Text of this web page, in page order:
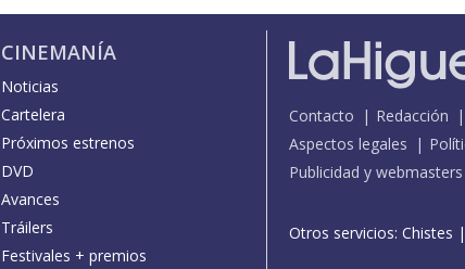
CINEMANÍA
Noticias
Cartelera
Próximos estrenos
DVD
Avances
Tráilers
Festivales + premios
Contacto Redacción
Aspectos legales
Publicidad y webmasters
Otros servicios: Chistes |